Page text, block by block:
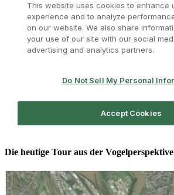
Die heutige Tour aus der Vogelperspektive